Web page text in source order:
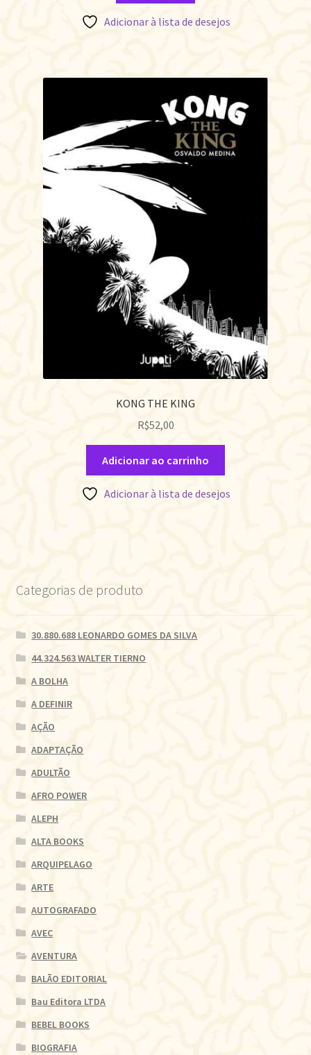
Adicionar à lista de desejos
KONG THE KING
R$52,00
Adicionar ao carrinho
Adicionar à lista de desejos
Categorias de produto
30.880.688 LEONARDO GOMES DA SILVA
44.324.563 WALTER TIERNO
A BOLHA
A DEFINIR
AÇÃO
ADAPTAÇÃO
ADULTÃO
AFRO POWER
ALEPH
ALTA BOOKS
ARQUIPELAGO
ARTE
AUTOGRAFADO
AVEC
AVENTURA
BALÃO EDITORIAL
Bau Editora LTDA
BEBEL BOOKS
BIOGRAFIA